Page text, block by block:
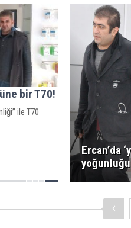
bir T70!
ile T70
Ercan’da